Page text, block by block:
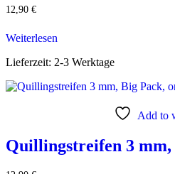
12,90 €
Weiterlesen
Lieferzeit: 2-3 Werktage
Add to
Quillingstreifen 3 mm,